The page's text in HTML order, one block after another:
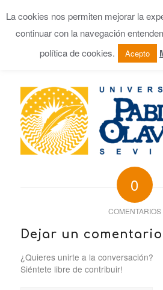
0
COMENTARIOS
Dejar un comentario
¿Quieres unirte a la conversación?
Siéntete libre de contribuir!
La cookies nos permiten mejorar la
continuar con la navegación
política de cookies.
Acepto